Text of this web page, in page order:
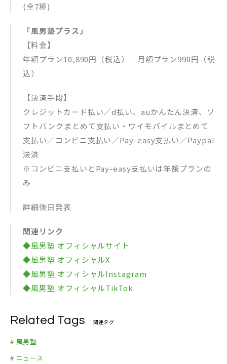
(全7種)
「風男塾プラス」
【料金】
年額プラン10,890円（税込） 月額プラン990円（税
込）
【決済手段】
クレジットカード払い／d払い、auかんたん決済、ソ
フトバンクまとめて支払い・ワイモバイルまとめて
支払い／コンビニ支払い／Pay-easy支払い／Paypal
決済
※コンビニ支払いとPay-easy支払いは年額プランの
み
詳細後日発表
関連リンク
◆風男塾 オフィシャルサイト
◆風男塾 オフィシャルX
◆風男塾 オフィシャルInstagram
◆風男塾 オフィシャルTikTok
Related Tags 関連タグ
# 風男塾
# ニュース